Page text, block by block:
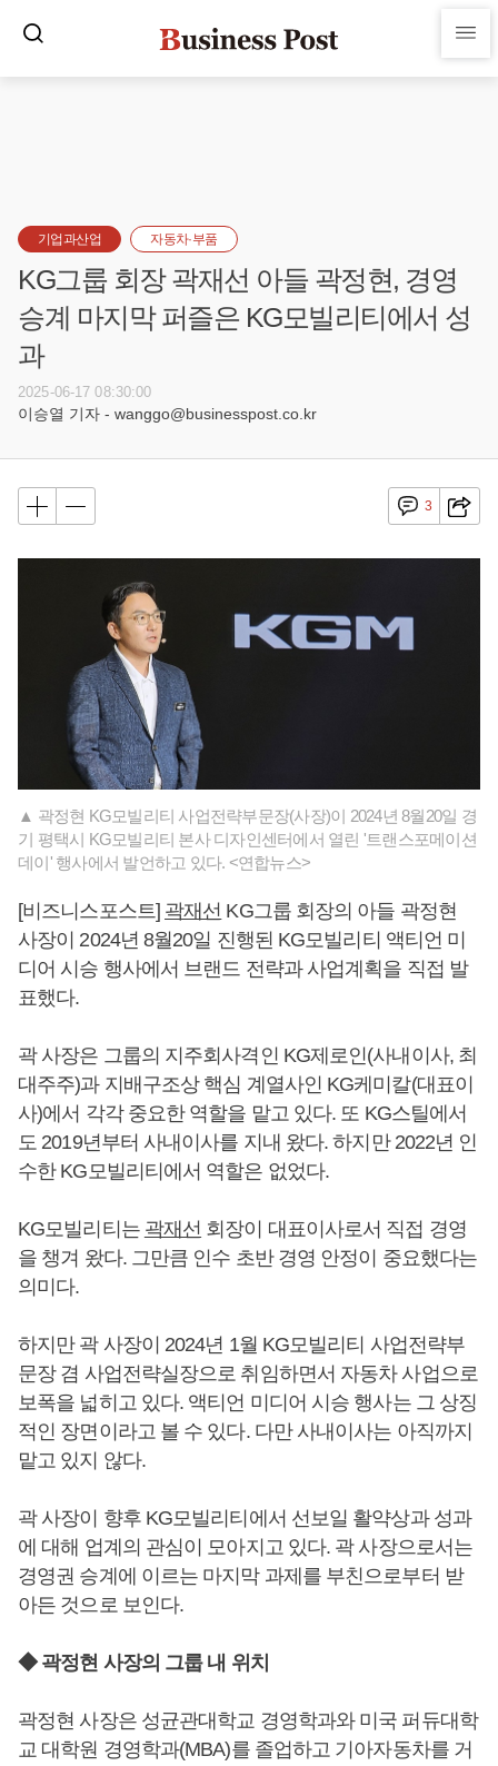
기업과산업 자동차·부품
KG그룹 회장 곽재선 아들 곽정현, 경영
승계 마지막 퍼즐은 KG모빌리티에서 성
과
2025-06-17 08:30:00
이승열 기자 - wanggo@businesspost.co.kr
3
▲ 곽정현 KG모빌리티 사업전략부문장(사장)이 2024년 8월20일 경
기 평택시 KG모빌리티 본사 디자인센터에서 열린 '트랜스포메이션
데이' 행사에서 발언하고 있다. <연합뉴스>
[비즈니스포스트] 곽재선 KG그룹 회장의 아들 곽정현
사장이 2024년 8월20일 진행된 KG모빌리티 액티언 미
디어 시승 행사에서 브랜드 전략과 사업계획을 직접 발
표했다.
곽 사장은 그룹의 지주회사격인 KG제로인(사내이사, 최
대주주)과 지배구조상 핵심 계열사인 KG케미칼(대표이
사)에서 각각 중요한 역할을 맡고 있다. 또 KG스틸에서
도 2019년부터 사내이사를 지내 왔다. 하지만 2022년 인
수한 KG모빌리티에서 역할은 없었다.
KG모빌리티는 곽재선 회장이 대표이사로서 직접 경영
을 챙겨 왔다. 그만큼 인수 초반 경영 안정이 중요했다는
의미다.
하지만 곽 사장이 2024년 1월 KG모빌리티 사업전략부
문장 겸 사업전략실장으로 취임하면서 자동차 사업으로
보폭을 넓히고 있다. 액티언 미디어 시승 행사는 그 상징
적인 장면이라고 볼 수 있다. 다만 사내이사는 아직까지
맡고 있지 않다.
곽 사장이 향후 KG모빌리티에서 선보일 활약상과 성과
에 대해 업계의 관심이 모아지고 있다. 곽 사장으로서는
경영권 승계에 이르는 마지막 과제를 부친으로부터 받
아든 것으로 보인다.
◆ 곽정현 사장의 그룹 내 위치
곽정현 사장은 성균관대학교 경영학과와 미국 퍼듀대학
교 대학원 경영학과(MBA)를 졸업하고 기아자동차를 거